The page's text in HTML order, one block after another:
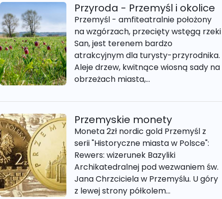
Przyroda - Przemyśl i okolice
Przemyśl - amfiteatralnie położony
na wzgórzach, przecięty wstęgą rzeki
San, jest terenem bardzo
atrakcyjnym dla turysty-przyrodnika.
Aleje drzew, kwitnące wiosną sady na
obrzeżach miasta,...
Przemyskie monety
Moneta 2zł nordic gold Przemyśl z
serii "Historyczne miasta w Polsce":
Rewers: wizerunek Bazyliki
Archikatedralnej pod wezwaniem św.
Jana Chrzciciela w Przemyślu. U góry
z lewej strony półkolem...